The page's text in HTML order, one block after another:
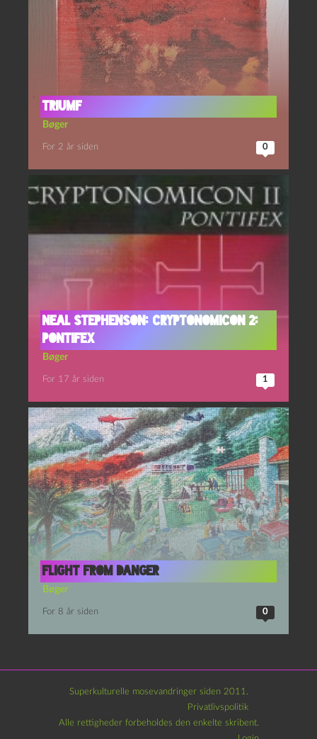
Triumf
Bøger
For 2 år siden 0
Neal Stephenson: Cryptonomicon 2:
Pontifex
Bøger
For 17 år siden 1
Flight from Danger
Bøger
For 8 år siden 0
Superkulturelle mosevandringer siden 2011.
Privatlivspolitik
Alle rettigheder forbeholdes den enkelte skribent.